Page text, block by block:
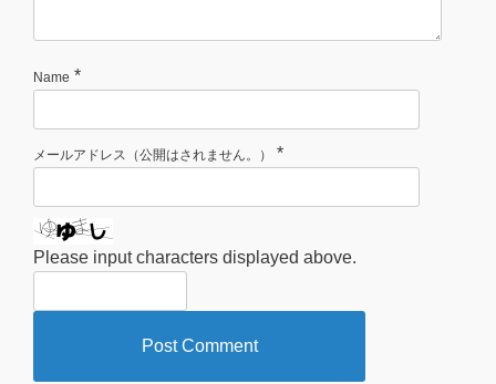
Name *
メールアドレス（公開はされません。） *
Please input characters displayed above.